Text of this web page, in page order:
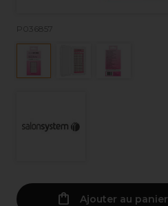
P036857
Ajouter au panier